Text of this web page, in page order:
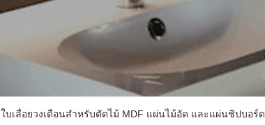
ใบเลื่อยวงเดือนสำหรับตัดไม้ MDF แผ่นไม้อัด และแผ่นชิปบอร์ด